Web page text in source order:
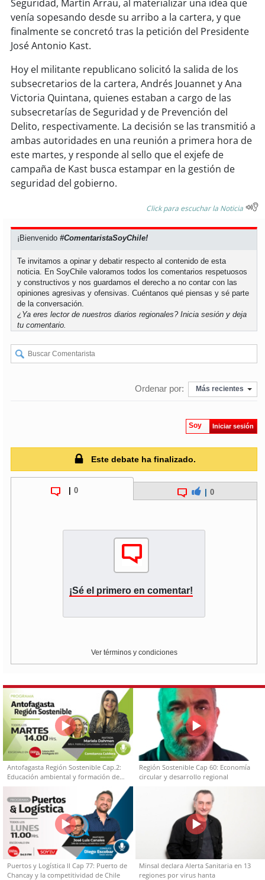
soyantofagasta
soyvalparaíso
soyquillota
soysanantonio
soychillán
soytalcahuano
soyconcepción
soycoronel
soyarauco
soytemuco
Seguridad, Martín Arrau, al materializar una idea que
venía sopesando desde su arribo a la cartera, y que
finalmente se concretó tras la petición del Presidente
José Antonio Kast.
Hoy el militante republicano solicitó la salida de los
subsecretarios de la cartera, Andrés Jouannet y Ana
Victoria Quintana, quienes estaban a cargo de las
subsecretarías de Seguridad y de Prevención del
Delito, respectivamente. La decisión se las transmitió a
ambas autoridades en una reunión a primera hora de
este martes, y responde al sello que el exjefe de
campaña de Kast busca estampar en la gestión de
seguridad del gobierno.
Click para escuchar la Noticia
¡Bienvenido#ComentaristaSoyChile!
Te invitamos a opinar y debatir respecto al contenido de esta
noticia. En SoyChile valoramos todos los comentarios respetuosos
y constructivos y nos guardamos el derecho a no contar con las
opiniones agresivas y ofensivas. Cuéntanos qué piensas y sé parte
de la conversación.
¿Ya eres lector de nuestros diarios regionales?Inicia sesión y deja
tu comentario.
Ordenar por: Más recientes
Soy Iniciar sesión
Este debate ha finalizado.
0 0
¡Sé el primero en comentar!
Ver términos y condiciones
Antofagasta Región Sostenible Cap.2:
Educación ambiental y formación de
capacidades técnicas
Región Sostenible Cap 60: Economía
circular y desarrollo regional
Puertos y Logística II Cap 77: Puerto de
Chancay y la competitividad de Chile
Minsal declara Alerta Sanitaria en 13
regiones por virus hanta